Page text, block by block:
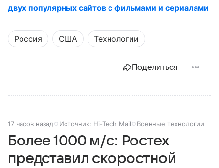
двух популярных сайтов с фильмами и сериалами
Россия США Технологии
Поделиться
17 часов назад Источник: Hi-Tech Mail Военные технологии
Более 1000 м/с: Ростех
представил скоростной